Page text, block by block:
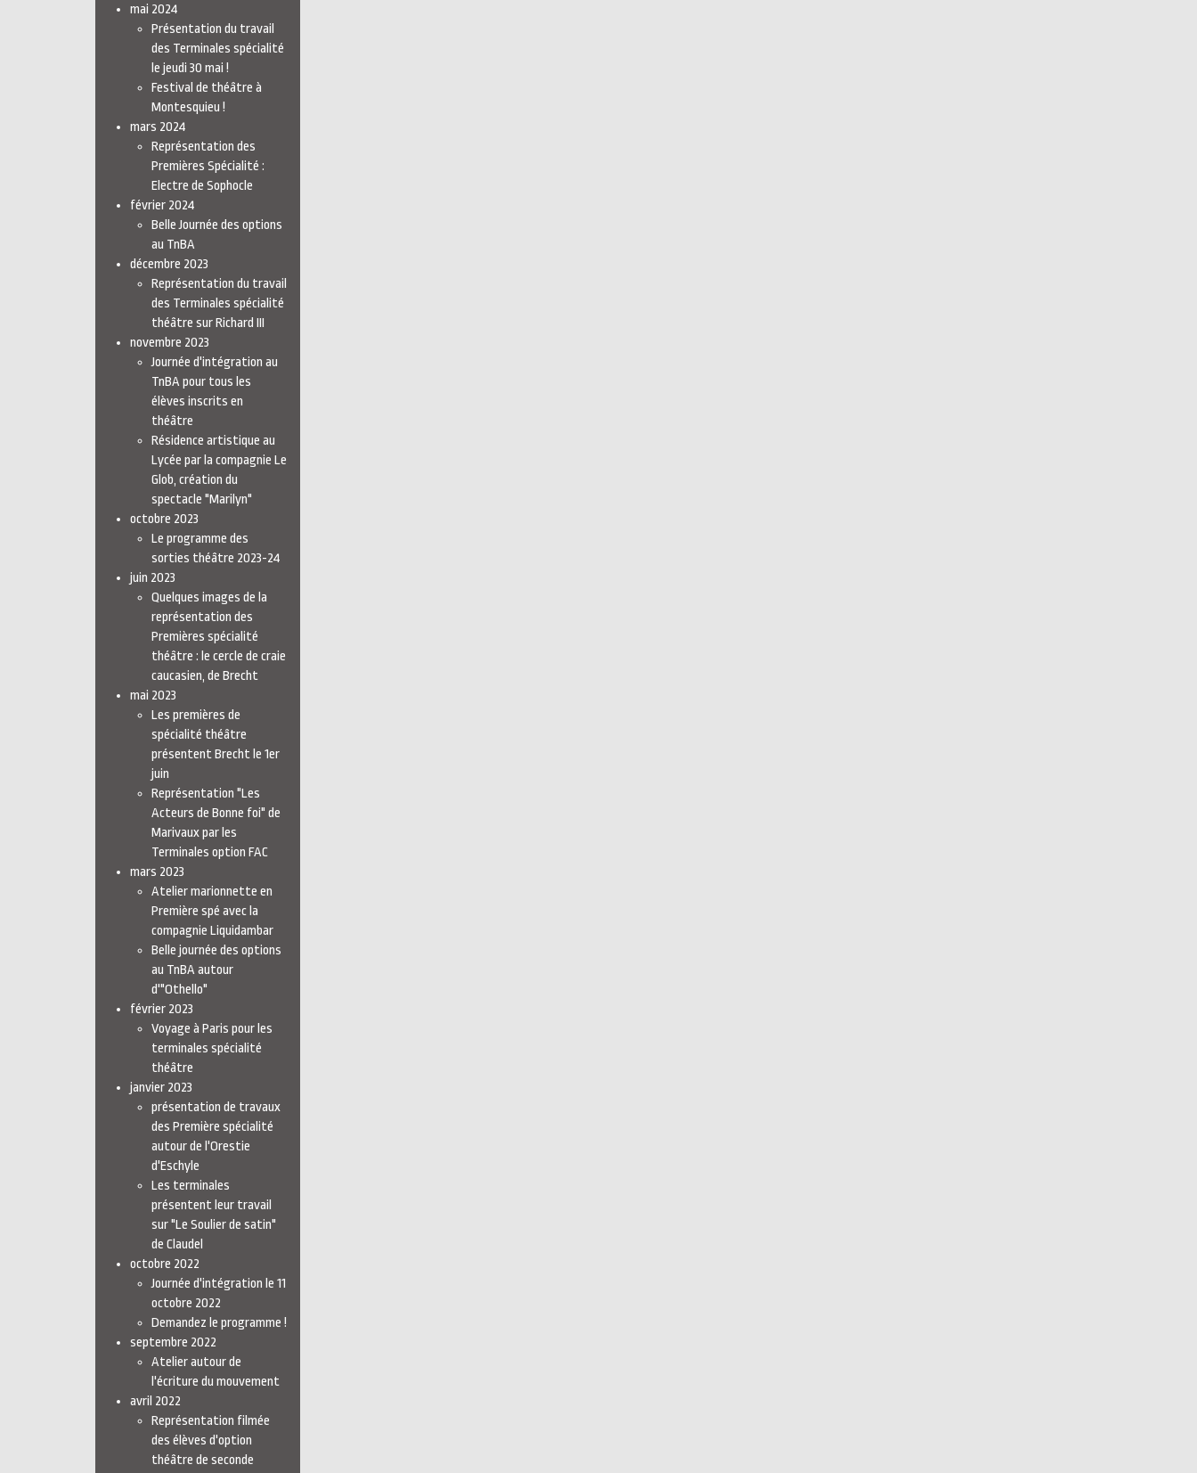
mai 2024
Présentation du travail
des Terminales spécialité
le jeudi 30 mai !
Festival de théâtre à
Montesquieu !
mars 2024
Représentation des
Premières Spécialité :
Electre de Sophocle
février 2024
Belle Journée des options
au TnBA
décembre 2023
Représentation du travail
des Terminales spécialité
théâtre sur Richard III
novembre 2023
Journée d'intégration au
TnBA pour tous les
élèves inscrits en
théâtre
Résidence artistique au
Lycée par la compagnie Le
Glob, création du
spectacle "Marilyn"
octobre 2023
Le programme des
sorties théâtre 2023-24
juin 2023
Quelques images de la
représentation des
Premières spécialité
théâtre : le cercle de craie
caucasien, de Brecht
mai 2023
Les premières de
spécialité théâtre
présentent Brecht le 1er
juin
Représentation "Les
Acteurs de Bonne foi" de
Marivaux par les
Terminales option FAC
mars 2023
Atelier marionnette en
Première spé avec la
compagnie Liquidambar
Belle journée des options
au TnBA autour
d'"Othello"
février 2023
Voyage à Paris pour les
terminales spécialité
théâtre
janvier 2023
présentation de travaux
des Première spécialité
autour de l'Orestie
d'Eschyle
Les terminales
présentent leur travail
sur "Le Soulier de satin"
de Claudel
octobre 2022
Journée d'intégration le 11
octobre 2022
Demandez le programme !
septembre 2022
Atelier autour de
l'écriture du mouvement
avril 2022
Représentation filmée
des élèves d'option
théâtre de seconde